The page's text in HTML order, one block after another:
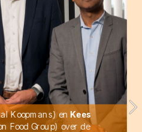
Koopmans) en Kees
Food Group) over de